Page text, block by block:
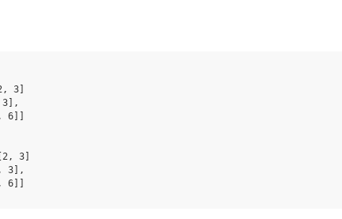
3]
6]]
3]
3],